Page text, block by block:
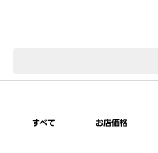
すべて お店価格